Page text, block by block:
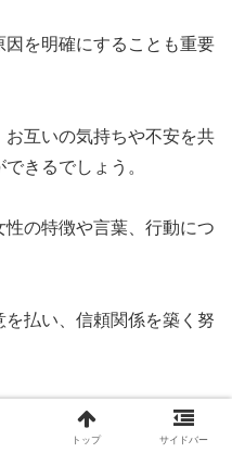
因を明確にすることも重要
互いの気持ちや不安を共
きるでしょう。
の特徴や言葉、行動につ
払い、信頼関係を築く努
言葉を心掛けることで、
でしょう。
トップ サイドバー